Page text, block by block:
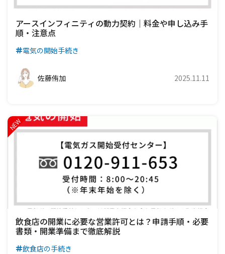
アースインフィニティの動力契約｜料金や申し込み手
順・注意点
電気の開始手続き
佐藤侑加 2025.11.11
飲食店の開業に必要な営業許可とは？申請手順・必要
書類・開業準備まで徹底解説
飲食店の手続き